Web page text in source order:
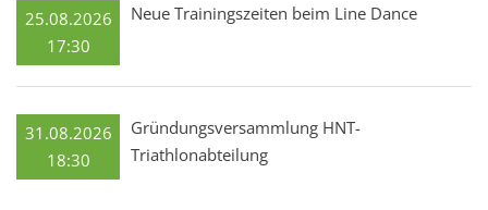
25.08.2026
17:30
Neue Trainingszeiten beim Line Dance
31.08.2026
18:30
Gründungsversammlung HNT-
Triathlonabteilung